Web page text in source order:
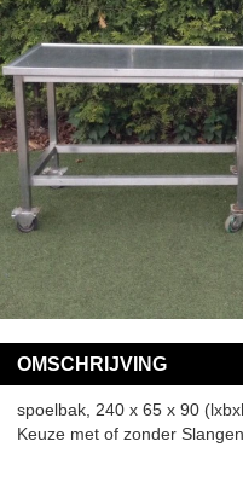
OMSCHRIJVING
spoelbak, 240 x 65 x 90
Keuze met of zonder